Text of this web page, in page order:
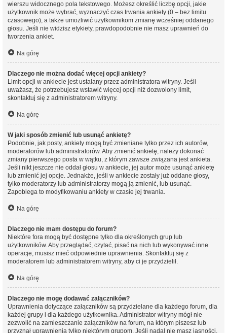
wierszu widocznego pola tekstowego. Możesz określić liczbę opcji, jakie
użytkownik może wybrać, wyznaczyć czas trwania ankiety (0 – bez limitu
czasowego), a także umożliwić użytkownikom zmianę wcześniej oddanego
głosu. Jeśli nie widzisz etykiety, prawdopodobnie nie masz uprawnień do
tworzenia ankiet.
Na górę
Dlaczego nie można dodać więcej opcji ankiety?
Limit opcji w ankiecie jest ustalany przez administratora witryny. Jeśli
uważasz, że potrzebujesz wstawić więcej opcji niż dozwolony limit,
skontaktuj się z administratorem witryny.
Na górę
W jaki sposób zmienić lub usunąć ankietę?
Podobnie, jak posty, ankiety mogą być zmieniane tylko przez ich autorów,
moderatorów lub administratorów. Aby zmienić ankietę, należy dokonać
zmiany pierwszego posta w wątku, z którym zawsze związana jest ankieta.
Jeśli nikt jeszcze nie oddał głosu w ankiecie, jej autor może usunąć ankietę
lub zmienić jej opcje. Jednakże, jeśli w ankiecie zostały już oddane głosy,
tylko moderatorzy lub administratorzy mogą ją zmienić, lub usunąć.
Zapobiega to modyfikowaniu ankiety w czasie jej trwania.
Na górę
Dlaczego nie mam dostępu do forum?
Niektóre fora mogą być dostępne tylko dla określonych grup lub
użytkowników. Aby przeglądać, czytać, pisać na nich lub wykonywać inne
operacje, musisz mieć odpowiednie uprawnienia. Skontaktuj się z
moderatorem lub administratorem witryny, aby ci je przydzielił.
Na górę
Dlaczego nie mogę dodawać załączników?
Uprawnienia dotyczące załączników są przydzielane dla każdego forum, dla
każdej grupy i dla każdego użytkownika. Administrator witryny mógł nie
zezwolić na zamieszczanie załączników na forum, na którym piszesz lub
przyznał uprawnienia tylko niektórym grupom. Jeśli nadal nie masz jasności,